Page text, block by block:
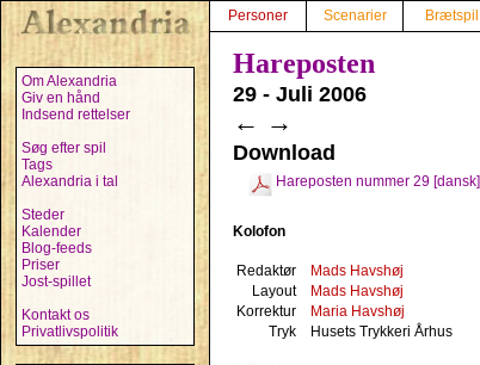
Om Alexandria
Giv en hånd
Indsend rettelser
Søg efter spil
Tags
Alexandria i tal
Steder
Kalender
Blog-feeds
Priser
Jost-spillet
Kontakt os
Privatlivspolitik
Personer Scenarier Brætspil
Hareposten
29 - Juli 2006
← →
Download
Hareposten nummer 29 [dansk]
Kolofon
Redaktør
Mads Havshøj
Layout
Mads Havshøj
Korrektur
Maria Havshøj
Tryk
Husets Trykkeri Århus